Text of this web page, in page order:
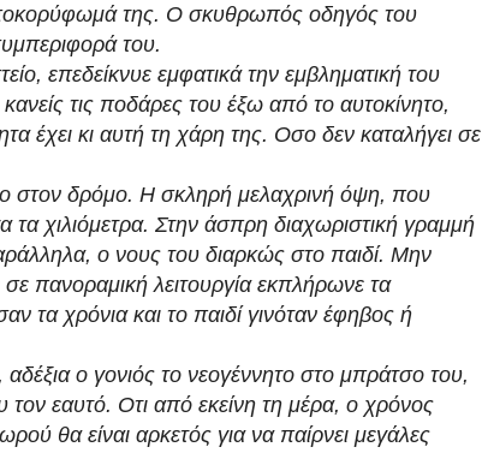
της. Ο σκυθρωπός οδηγός του
του.
επεδείκνυε εμφατικά την εμβληματική του
τις ποδάρες του έξω από το αυτοκίνητο,
έχει κι αυτή τη χάρη της. Οσο δεν καταλήγει σε
στον δρόμο. Η σκληρή μελαχρινή όψη, που
τα χιλιόμετρα. Στην άσπρη διαχωριστική γραμμή
ο νους του διαρκώς στο παιδί. Μην
πανοραμική λειτουργία εκπλήρωνε τα
τα χρόνια και το παιδί γινόταν έφηβος ή
ο γονιός το νεογέννητο στο μπράτσο του,
τον εαυτό. Οτι από εκείνη τη μέρα, ο χρόνος
θα είναι αρκετός για να παίρνει μεγάλες